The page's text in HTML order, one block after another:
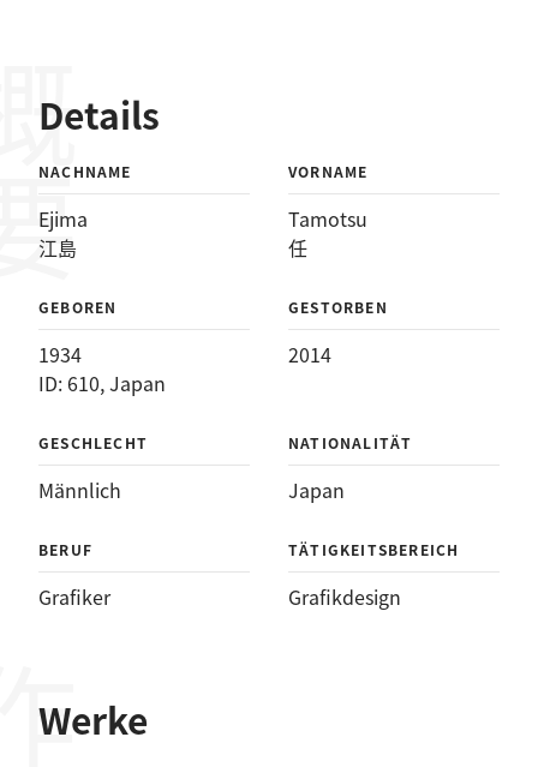
Details
NACHNAME
Ejima
江島
VORNAME
Tamotsu
任
GEBOREN
1934
ID: 610, Japan
GESTORBEN
2014
GESCHLECHT
Männlich
NATIONALITÄT
Japan
BERUF
Grafiker
TÄTIGKEITSBEREICH
Grafikdesign
Werke